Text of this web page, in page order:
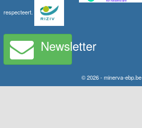
respecteert.
Newsletter
© 2026 - minerva-ebp.be